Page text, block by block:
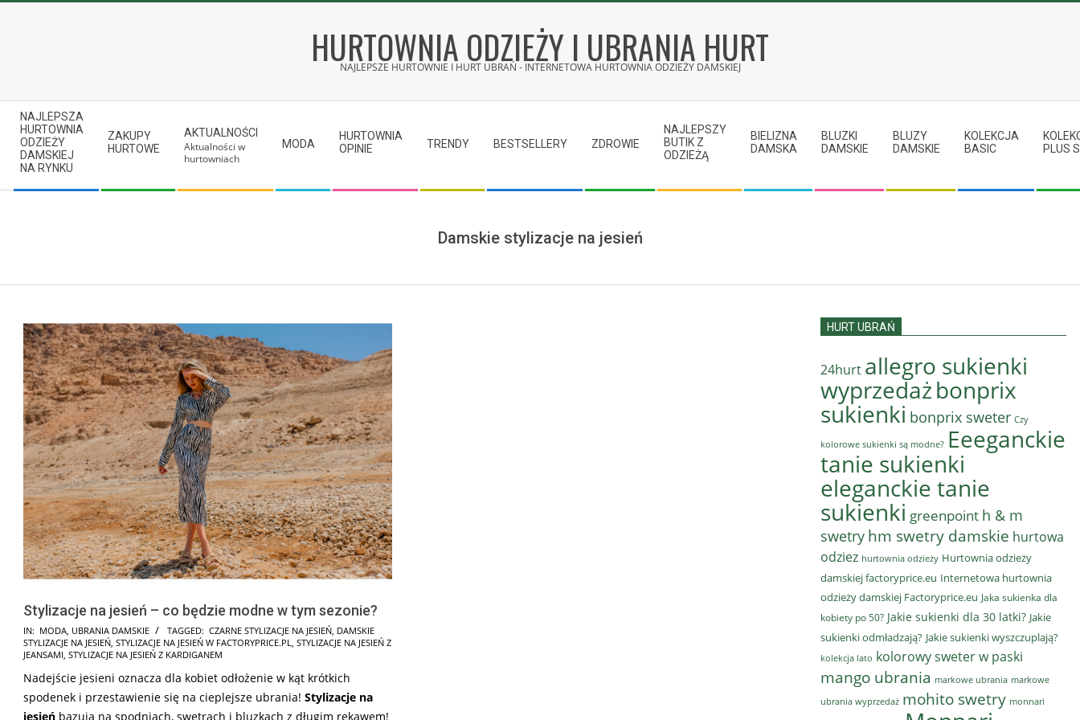
HURTOWNIA ODZIEŻY I UBRANIA HURT
NAJLEPSZE HURTOWNIE I HURT UBRAŃ - INTERNETOWA HURTOWNIA ODZIEŻY DAMSKIEJ
Secondary
Navigation
Menu
NAJLEPSZA
HURTOWNIA
ODZIEŻY
DAMSKIEJ
NA RYNKU
ZAKUPY
HURTOWE
AKTUALNOŚCI
Aktualności w
hurtowniach
MODA
HURTOWNIA
OPINIE
TRENDY BESTSELLERY ZDROWIE
NAJLEPSZY
BUTIK Z
ODZIEŻĄ
BIELIZNA
DAMSKA
BLUZKI
DAMSKIE
BLUZY
DAMSKIE
KOLEKCJA
BASIC
PLUS
Damskie stylizacje na jesień
Stylizacje na jesień – co będzie modne w tym sezonie?
2021-
08-
IN: MODA UBRANIA DAMSKIE TAGGED: CZARNE STYLIZACJE NA JESIEŃ DAMSKIE
STYLIZACJE NA JESIEŃ STYLIZACJE NA JESIEŃ W FACTORYPRICE.PL
STYLIZACJE NA JESIEŃ Z
JEANSAMI STYLIZACJE NA JESIEŃ Z KARDIGANEM
Nadejście jesieni oznacza dla kobiet odłożenie w kąt krótkich
spodenek i przestawienie się na cieplejsze ubrania! Stylizacje na
jesień bazują na spodniach, swetrach i bluzkach z długim rękawem!
HURT UBRAŃ
24hurt allegro sukienki
wyprzedażbonprix
sukienki bonprix sweter Czy
kolorowe sukienki są modne? Eeeganckie
tanie sukienki
eleganckie tanie
sukienki greenpoint h & m
swetry hm swetry damskie hurtowa
odziez hurtownia odzieży Hurtownia odzieży
damskiej factoryprice.eu Internetowa hurtownia
odzieży damskiej Factoryprice.eu Jaka sukienka dla
kobiety po 50? Jakie sukienki dla 30 latki? Jakie
sukienki odmładzają? Jakie sukienki wyszczuplają?
kolekcja lato kolorowy sweter w paski
mango ubrania markowe ubrania markowe
ubrania wyprzedaż mohito swetry monnari